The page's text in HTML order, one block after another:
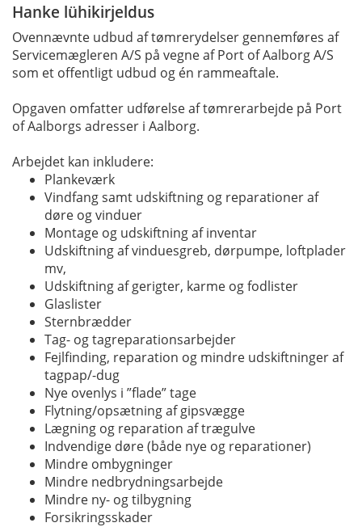
Hanke lühikirjeldus
Ovennævnte udbud af tømrerydelser gennemføres af
Servicemægleren A/S på vegne af Port of Aalborg A/S
som et offentligt udbud og én rammeaftale.
Opgaven omfatter udførelse af tømrerarbejde på Port
of Aalborgs adresser i Aalborg.
Arbejdet kan inkludere:
Plankeværk
Vindfang samt udskiftning og reparationer af
døre og vinduer
Montage og udskiftning af inventar
Udskiftning af vinduesgreb, dørpumpe, loftplader
mv,
Udskiftning af gerigter, karme og fodlister
Glaslister
Sternbrædder
Tag- og tagreparationsarbejder
Fejlfinding, reparation og mindre udskiftninger af
tagpap/-dug
Nye ovenlys i ”flade” tage
Flytning/opsætning af gipsvægge
Lægning og reparation af trægulve
Indvendige døre (både nye og reparationer)
Mindre ombygninger
Mindre nedbrydningsarbejde
Mindre ny- og tilbygning
Forsikringsskader